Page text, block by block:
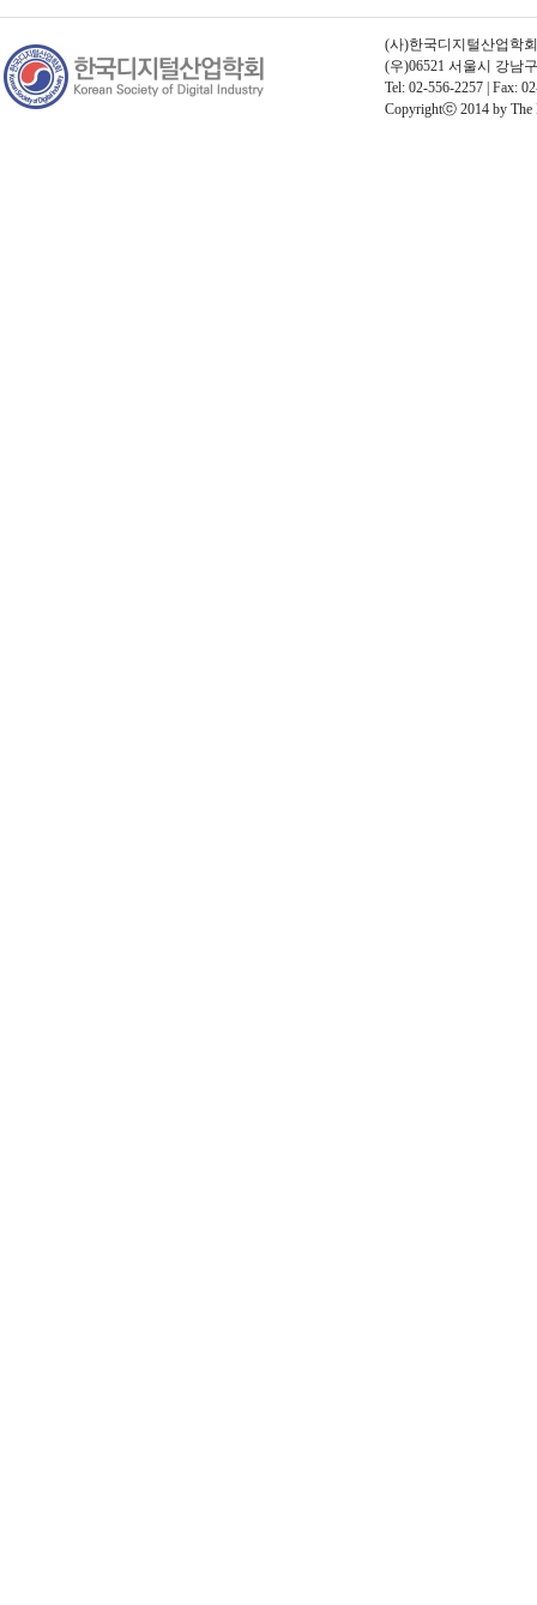
(사)한국디지털산업학
(우)06521 서울시 강남
Tel: 02-556-2257 | Fax:
Copyrightⓒ 2014 by The